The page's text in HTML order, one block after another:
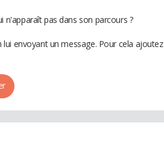
n'apparaît pas dans son parcours ?
envoyant un message. Pour cela ajoutez